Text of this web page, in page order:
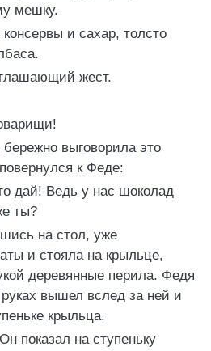
мешку.
и сахар, толсто
жест.
выговорила это
к Феде:
дай! Ведь у нас шоколад
ты?
на стол, уже
и стояла на крыльце,
деревянные перила. Федя
вышел вслед за ней и
крыльца.
на ступеньку